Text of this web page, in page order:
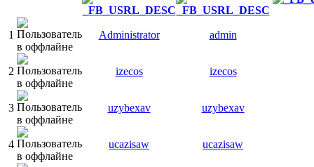
1 Administrator admin
2 izecos izecos
3 uzybexav uzybexav
4 ucazisaw ucazisaw